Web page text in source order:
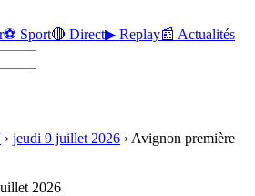
⚽ Sport🔴 Direct▶ Replay📰 Actualités
› jeudi 9 juillet 2026 › Avignon première
2026